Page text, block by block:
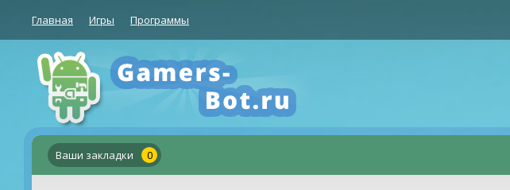
Главная Игры Программы
Ваши закладки 0